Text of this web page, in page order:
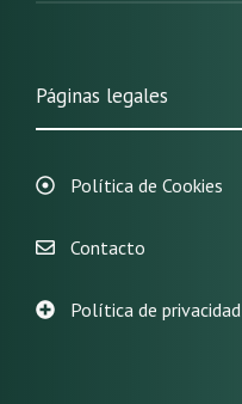
Páginas legales
Política de Cookies
Contacto
Política de privacidad